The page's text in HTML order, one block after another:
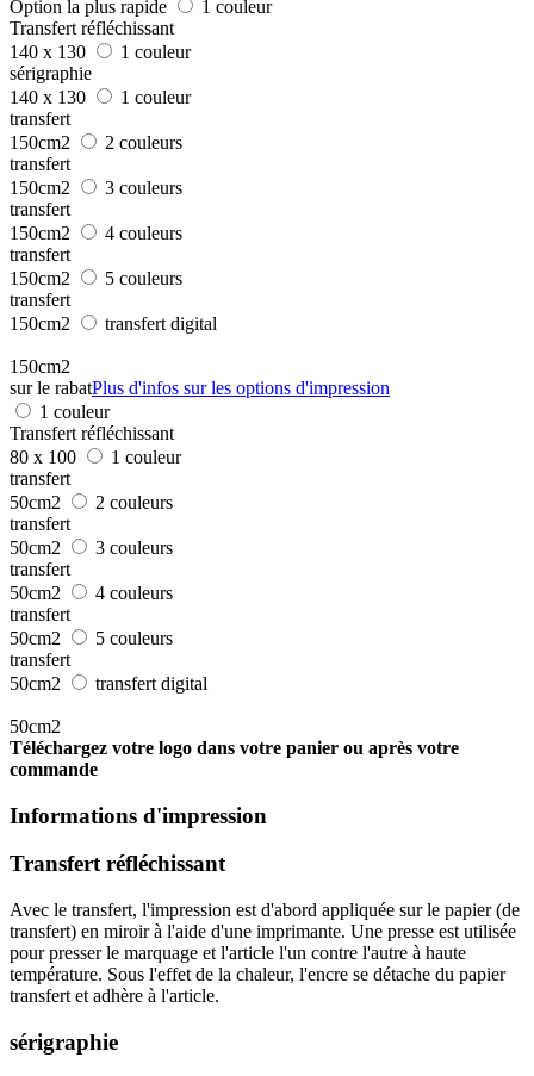
Option la plus rapide
1 couleur
Transfert réfléchissant
140 x 130
1 couleur
sérigraphie
140 x 130
1 couleur
transfert
150cm2
2 couleurs
transfert
150cm2
3 couleurs
transfert
150cm2
4 couleurs
transfert
150cm2
5 couleurs
transfert
150cm2
transfert digital
150cm2
sur le rabatPlus d'infos sur les options d'impression
1 couleur
Transfert réfléchissant
80 x 100
1 couleur
transfert
50cm2
2 couleurs
transfert
50cm2
3 couleurs
transfert
50cm2
4 couleurs
transfert
50cm2
5 couleurs
transfert
50cm2
transfert digital
50cm2
Téléchargez votre logo dans votre panier ou après votre
commande
Informations d'impression
Transfert réfléchissant
Avec le transfert, l'impression est d'abord appliquée sur le papier (de
transfert) en miroir à l'aide d'une imprimante. Une presse est utilisée
pour presser le marquage et l'article l'un contre l'autre à haute
température. Sous l'effet de la chaleur, l'encre se détache du papier
transfert et adhère à l'article.
sérigraphie